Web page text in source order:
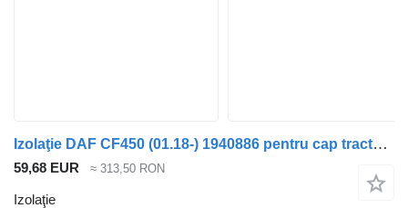
Izolaţie DAF CF450 (01.18-) 1940886 pentru cap tractor DAF CF450, CF460 (2017-)
59,68 EUR ≈ 313,50 RON
Izolaţie